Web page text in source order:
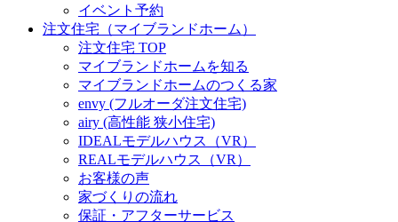
イベント予約
注文住宅（マイブランドホーム）
注文住宅 TOP
マイブランドホームを知る
マイブランドホームのつくる家
envy (フルオーダ注文住宅)
airy (高性能 狭小住宅)
IDEALモデルハウス（VR）
REALモデルハウス（VR）
お客様の声
家づくりの流れ
保証・アフターサービス